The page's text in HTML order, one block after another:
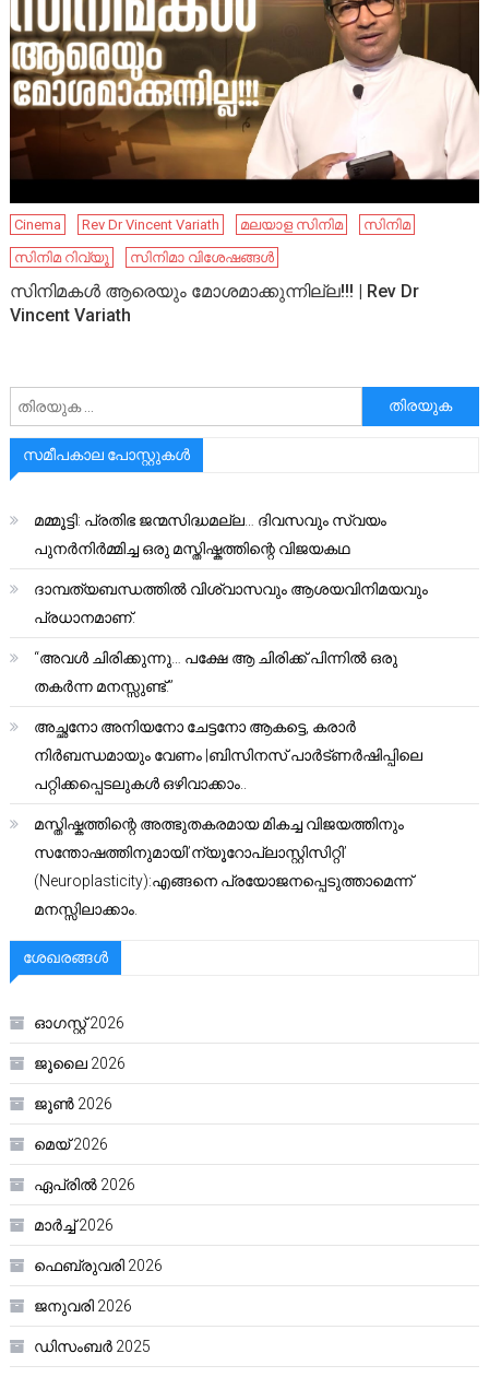
Cinema Rev Dr Vincent Variath മലയാള സിനിമ
സിനിമ
സിനിമ റിവ്യൂ
സിനിമാ വിശേഷങ്ങൾ
സിനിമകൾ ആരെയും മോശമാക്കുന്നില്ല!!! | Rev Dr
Vincent Variath
അനേഷിക്കുക
സമീപകാല പോസ്റ്റുകൾ
മമ്മൂട്ടി: പ്രതിഭ ജന്മസിദ്ധമല്ല… ദിവസവും സ്വയം
പുനർനിർമ്മിച്ച ഒരു മസ്തിഷ്കത്തിന്റെ വിജയകഥ
ദാമ്പത്യബന്ധത്തിൽ വിശ്വാസവും ആശയവിനിമയവും
പ്രധാനമാണ്.
“അവൾ ചിരിക്കുന്നു… പക്ഷേ ആ ചിരിക്ക് പിന്നിൽ ഒരു
തകർന്ന മനസ്സുണ്ട്.”
അച്ഛനോ അനിയനോ ചേട്ടനോ ആകട്ടെ, കരാർ
നിർബന്ധമായും വേണം |ബിസിനസ് പാർട്ണർഷിപ്പിലെ
പറ്റിക്കപ്പെടലുകൾ ഒഴിവാക്കാം..
മസ്തിഷ്കത്തിന്റെ അത്ഭുതകരമായ മികച്ച വിജയത്തിനും
സന്തോഷത്തിനുമായി’ന്യൂറോപ്ലാസ്റ്റിസിറ്റി’
(Neuroplasticity):എങ്ങനെ പ്രയോജനപ്പെടുത്താമെന്ന്
മനസ്സിലാക്കാം.
ശേഖരങ്ങൾ
ഓഗസ്റ്റ്‌ 2026
ജൂലൈ 2026
ജൂൺ 2026
മെയ്‌ 2026
ഏപ്രിൽ 2026
മാർച്ച്‌ 2026
ഫെബ്രുവരി 2026
ജനുവരി 2026
ഡിസംബർ 2025